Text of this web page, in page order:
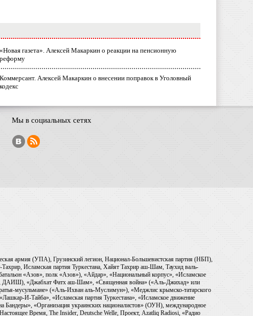
«Новая газета». Алексей Макаркин о реакции на пенсионную
реформу
Коммерсант. Алексей Макаркин о внесении поправок в Уголовный
кодекс
Мы в социальных сетях
армия (УПА), Грузинский легион, Национал-Большевистская партия (НБП),
Исламская партия Туркестана, Хайят Тахрир аш-Шам, Таухид валь-
«Азов», полк «Азов»), «Айдар», «Национальный корпус», «Исламское
ДАИШ), «Джабхат Фатх аш-Шам», «Священная война» («Аль-Джихад» или
мусульмане» («Аль-Ихван аль-Муслимун»), «Меджлис крымско-татарского
И-Тайба», «Исламская партия Туркестана», «Исламское движение
«Организация украинских националистов» (ОУН), международное
Время, The Insider, Deutsche Welle, Проект, Azatliq Radiosi, «Радио